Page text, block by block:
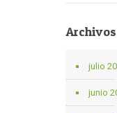
Archivos
julio
junio